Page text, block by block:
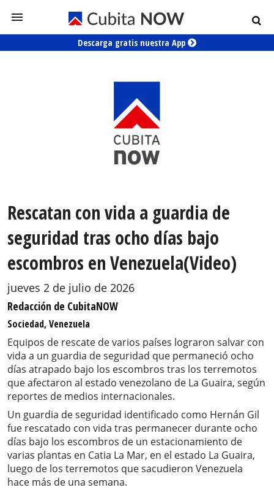
Descarga gratis nuestra App
Rescatan con vida a guardia de
seguridad tras ocho días bajo
escombros en Venezuela(Video)
jueves 2 de julio de 2026
Redacción de CubitaNOW
Sociedad, Venezuela
Equipos de rescate de varios países lograron salvar con
vida a un guardia de seguridad que permaneció ocho
días atrapado bajo los escombros tras los terremotos
que afectaron al estado venezolano de La Guaira, según
reportes de medios internacionales.
Un guardia de seguridad identificado como Hernán Gil
fue rescatado con vida tras permanecer durante ocho
días bajo los escombros de un estacionamiento de
varias plantas en Catia La Mar, en el estado La Guaira,
luego de los terremotos que sacudieron Venezuela
hace más de una semana.